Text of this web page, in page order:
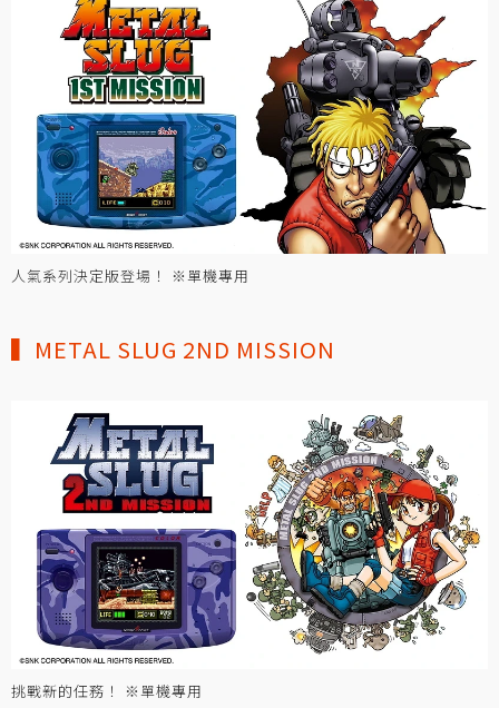
人氣系列決定版登場！ ※單機專用
▍METAL SLUG 2ND MISSION
挑戰新的任務！ ※單機專用